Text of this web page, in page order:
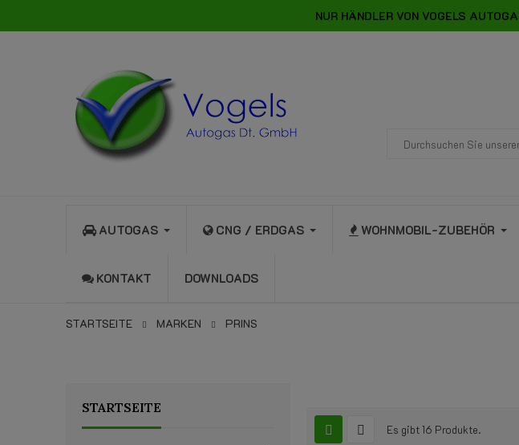
NUR HÄNDLER VON VOGELS
AUTOGAS CNG / ERDGAS WOHNMOBIL-ZUBEHÖR
KONTAKT DOWNLOADS
STARTSEITE MARKEN PRINS
STARTSEITE
Es gibt 16 Produkte.